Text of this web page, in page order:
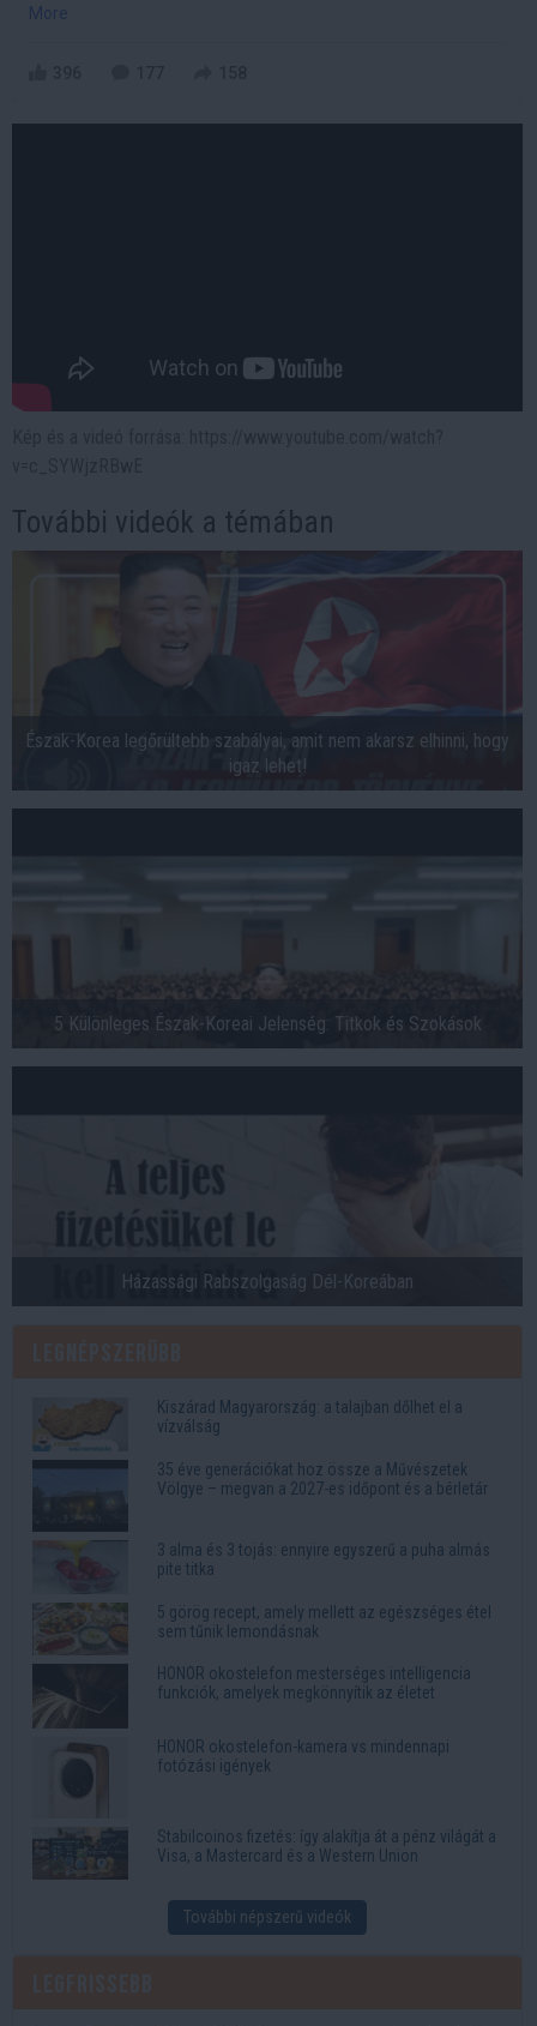
More
További videók a témában
Észak-Korea legőrültebb szabályai, amit nem akarsz elhinni, hogy
igaz lehet!
5 Különleges Észak-Koreai Jelenség: Titkok és Szokások
Házassági Rabszolgaság Dél-Koreában
Kiszárad Magyarország: a talajban dőlhet el a
vízválság
35 éve generációkat hoz össze a Művészetek
Völgye – megvan a 2027-es időpont és a bérletár
3 alma és 3 tojás: ennyire egyszerű a puha almás
pite titka
5 görög recept, amely mellett az egészséges étel
sem tűnik lemondásnak
HONOR okostelefon mesterséges intelligencia
funkciók, amelyek megkönnyítik az életet
HONOR okostelefon-kamera vs mindennapi
fotózási igények
Stabilcoinos fizetés: így alakítja át a pénz világát a
Visa, a Mastercard és a Western Union
További népszerű videók